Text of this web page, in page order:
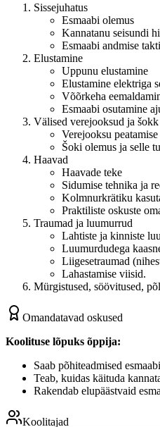
Sissejuhatus
Esmaabi olemus
Kannatanu seisundi
Esmaabi andmise
Elustamine
Uppunu elustamine
Elustamine elektriga
Võõrkeha
Esmaabi osutamine
Välised verejooksud ja šokk
Verejooksu
Šoki olemus ja selle
Haavad
Haavade teke
Sidumise tehnika ja
Kolmnurkrätiku
Praktiliste oskuste
Traumad ja luumurrud
Lahtiste ja kinniste
Luumurdudega
Liigesetraumad
Lahastamise viisid.
Mürgistused, söövitused,
Omandatavad oskused
Koolituse lõpuks õppija:
Saab põhiteadmised
Teab, kuidas käituda
Rakendab elupäästvaid
Koolitajad